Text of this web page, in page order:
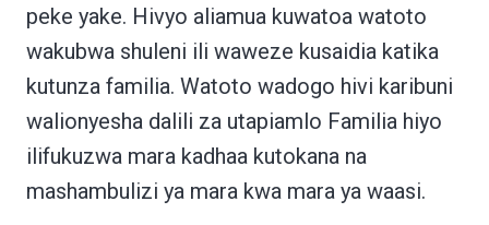
peke yake. Hivyo aliamua kuwatoa watoto
wakubwa shuleni ili waweze kusaidia katika
kutunza familia. Watoto wadogo hivi karibuni
walionyesha dalili za utapiamlo Familia hiyo
ilifukuzwa mara kadhaa kutokana na
mashambulizi ya mara kwa mara ya waasi.